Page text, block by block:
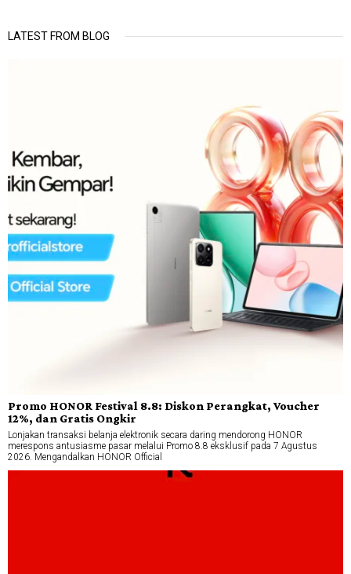
LATEST FROM BLOG
Promo HONOR Festival 8.8: Diskon Perangkat, Voucher
12%, dan Gratis Ongkir
Lonjakan transaksi belanja elektronik secara daring mendorong HONOR
merespons antusiasme pasar melalui Promo 8.8 eksklusif pada 7 Agustus
2026. Mengandalkan HONOR Official